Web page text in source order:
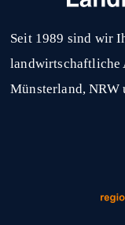
Seit 1989 sind wir
landwirtschaftliche
Münsterland, NRW